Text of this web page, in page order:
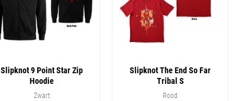
Slipknot 9 Point Star Zip
Hoodie
Zwart
Slipknot The End So Far
Tribal S
Rood